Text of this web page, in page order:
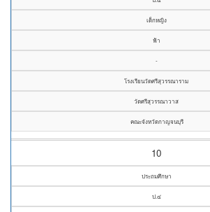
เด็กหญิง
ฟ้า
-
โรงเรียนวัดศรีสุวรรณาราม
วัดศรีสุวรรณาวาส
คณะจังหวัดกาญจนบุรี
10
ประถมศึกษา
ป.๔